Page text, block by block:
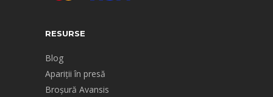
RESURSE
Blog
Apariții în presă
Broșură Avansis